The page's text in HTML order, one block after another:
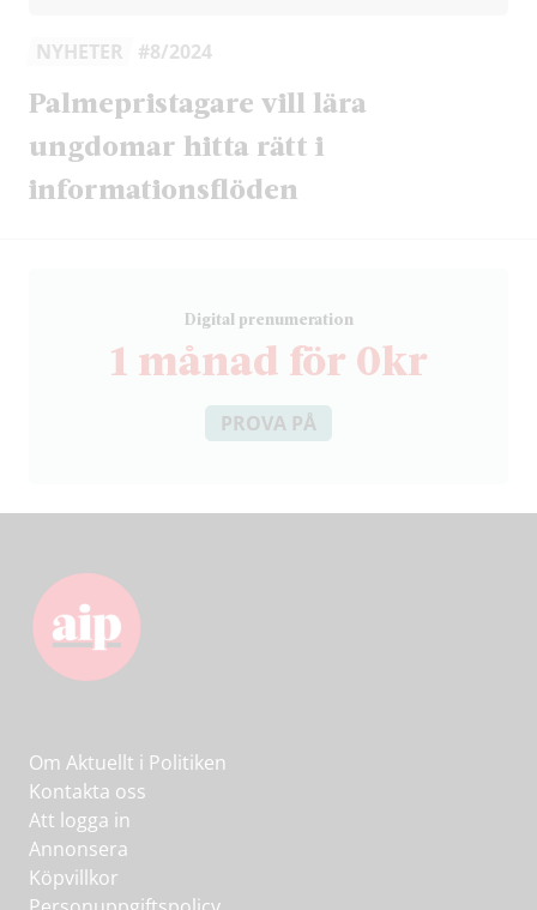
NYHETER #8/2024
Palmepristagare vill lära
ungdomar hitta rätt i
informationsflöden
Digital prenumeration
1 månad för 0kr
PROVA PÅ
Om Aktuellt i Politiken
Kontakta oss
Att logga in
Annonsera
Köpvillkor